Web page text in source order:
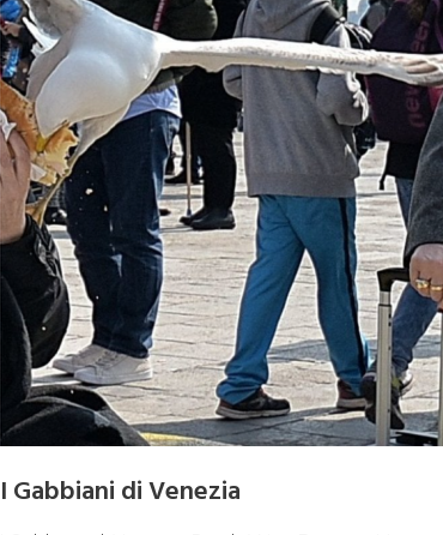
I Gabbiani di Venezia